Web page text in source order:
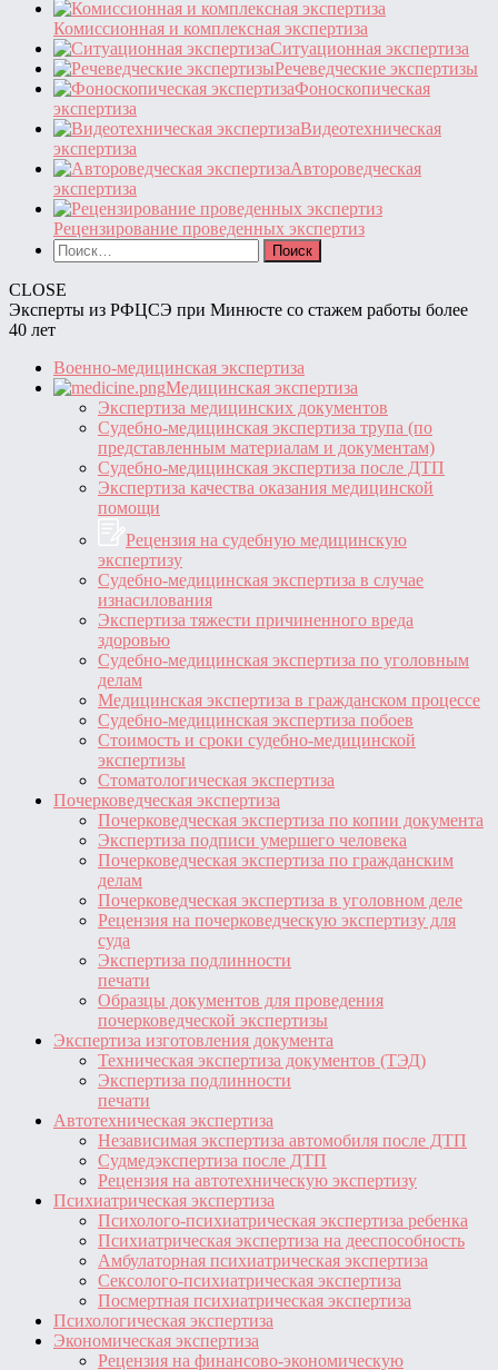
Комиссионная и комплексная экспертиза
Ситуационная экспертиза
Речеведческие экспертизы
Фоноскопическая
экспертиза
Видеотехническая
экспертиза
Автороведческая
экспертиза
Рецензирование проведенных экспертиз
Найти:
CLOSE
Эксперты из РФЦСЭ при Минюсте со стажем работы более
40 лет
Военно-медицинская экспертиза
Медицинская экспертиза
Экспертиза медицинских документов
Судебно-медицинская экспертиза трупа (по
представленным материалам и документам)
Судебно-медицинская экспертиза после ДТП
Экспертиза качества оказания медицинской
помощи
Рецензия на судебную медицинскую
экспертизу
Судебно-медицинская экспертиза в случае
изнасилования
Экспертиза тяжести причиненного вреда
здоровью
Судебно-медицинская экспертиза по уголовным
делам
Медицинская экспертиза в гражданском процессе
Судебно-медицинская экспертиза побоев
Стоимость и сроки судебно-медицинской
экспертизы
Стоматологическая экспертиза
Почерковедческая экспертиза
Почерковедческая экспертиза по копии документа
Экспертиза подписи умершего человека
Почерковедческая экспертиза по гражданским
делам
Почерковедческая экспертиза в уголовном деле
Рецензия на почерковедческую экспертизу для
суда
Экспертиза подлинности
печати
Образцы документов для проведения
почерковедческой экспертизы
Экспертиза изготовления документа
Техническая экспертиза документов (ТЭД)
Экспертиза подлинности
печати
Автотехническая экспертиза
Независимая экспертиза автомобиля после ДТП
Судмедэкспертиза после ДТП
Рецензия на автотехническую экспертизу
Психиатрическая экспертиза
Психолого-психиатрическая экспертиза ребенка
Психиатрическая экспертиза на дееспособность
Амбулаторная психиатрическая экспертиза
Сексолого-психиатрическая экспертиза
Посмертная психиатрическая экспертиза
Психологическая экспертиза
Экономическая экспертиза
Рецензия на финансово-экономическую